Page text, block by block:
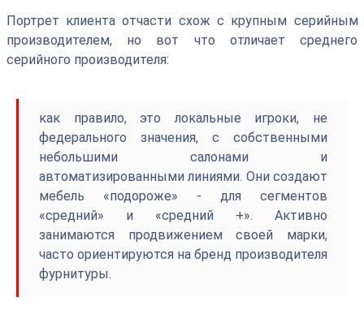
Портрет клиента отчасти схож с крупным серийным
производителем, но вот что отличает среднего
серийного производителя:
как правило, это локальные игроки, не
федерального значения, с собственными
небольшими салонами и
автоматизированными линиями. Они создают
мебель «подороже» - для сегментов
«средний» и «средний +». Активно
занимаются продвижением своей марки,
часто ориентируются на бренд производителя
фурнитуры.